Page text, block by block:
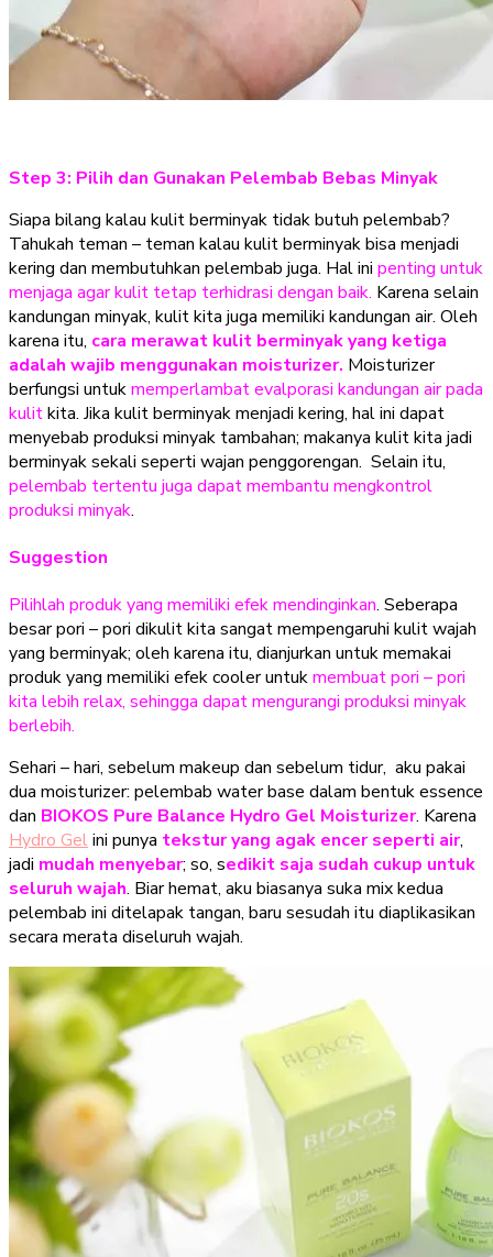
Step 3: Pilih dan Gunakan Pelembab Bebas Minyak
Siapa bilang kalau kulit berminyak tidak butuh pelembab?
Tahukah teman – teman kalau kulit berminyak bisa menjadi
kering dan membutuhkan pelembab juga. Hal ini penting untuk
menjaga agar kulit tetap terhidrasi dengan baik. Karena selain
kandungan minyak, kulit kita juga memiliki kandungan air. Oleh
karena itu, cara merawat kulit berminyak yang ketiga
adalah wajib menggunakan moisturizer. Moisturizer
berfungsi untukmemperlambat evalporasi kandungan air pada
kulitkita. Jika kulit berminyak menjadi kering, hal ini dapat
menyebab produksi minyak tambahan; makanya kulit kita jadi
berminyak sekali seperti wajan penggorengan. Selain itu,
pelembab tertentu juga dapat membantu mengkontrol
produksi minyak.
Suggestion
Pilihlah produk yang memiliki efek mendinginkan. Seberapa
besar pori – pori dikulit kita sangat mempengaruhi kulit wajah
yang berminyak; oleh karena itu, dianjurkan untuk memakai
produk yang memiliki efek cooler untukmembuat pori – pori
kita lebih relax, sehingga dapat mengurangi produksi minyak
berlebih.
Sehari – hari, sebelum makeup dan sebelum tidur, aku pakai
dua moisturizer: pelembab water base dalam bentuk essence
dan BIOKOS Pure Balance Hydro Gel Moisturizer. Karena
Hydro Gelini punya tekstur yang agak encer seperti air,
jadi mudah menyebar; so, sedikit saja sudah cukup untuk
seluruh wajah. Biar hemat, aku biasanya suka mix kedua
pelembab ini ditelapak tangan, baru sesudah itu diaplikasikan
secara merata diseluruh wajah.